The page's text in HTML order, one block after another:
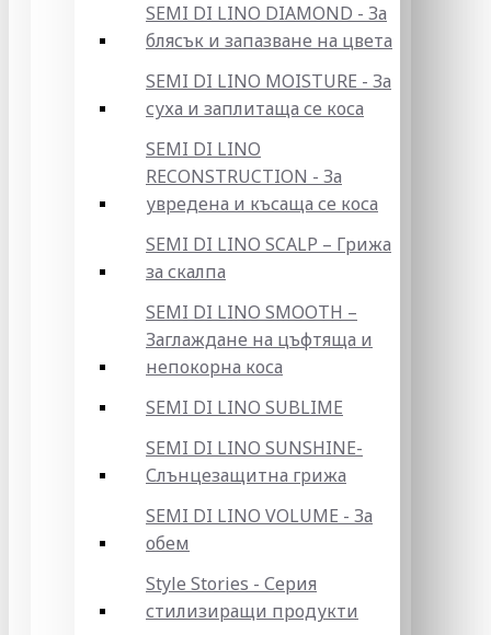
SEMI DI LINO DIAMOND - За
блясък и запазване на цвета
SEMI DI LINO MOISTURE - За
суха и заплитаща се коса
SEMI DI LINO
RECONSTRUCTION - За
увредена и късаща се коса
SEMI DI LINO SCALP – Грижа
за скалпа
SEMI DI LINO SMOOTH –
Заглаждане на цъфтяща и
непокорна коса
SEMI DI LINO SUBLIME
SEMI DI LINO SUNSHINE-
Слънцезащитна грижа
SEMI DI LINO VOLUME - За
обем
Style Stories - Серия
стилизиращи продукти